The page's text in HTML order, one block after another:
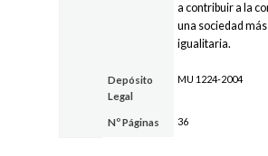
a contribuir a la
una sociedad
igualitaria.
Depósito
Legal
MU 1224-2004
Nº Páginas 36